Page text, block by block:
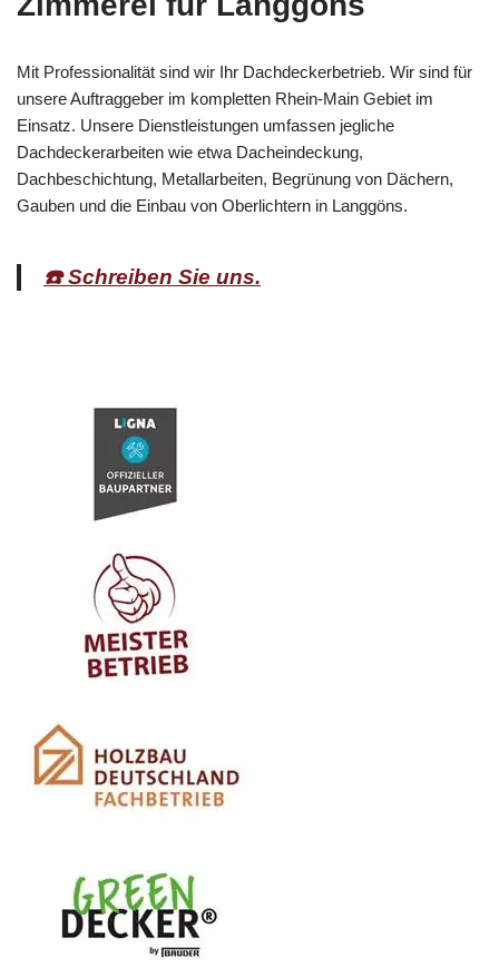
Mit Professionalität sind wir Ihr Dachdeckerbetrieb. Wir sind für
unsere Auftraggeber im kompletten Rhein-Main Gebiet im
Einsatz. Unsere Dienstleistungen umfassen jegliche
Dachdeckerarbeiten wie etwa Dacheindeckung,
Dachbeschichtung, Metallarbeiten, Begrünung von Dächern,
Gauben und die Einbau von Oberlichtern in Langgöns.
☎️ Schreiben Sie uns.